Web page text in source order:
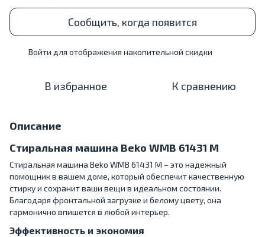
Сообщить, когда появится
Войти для отображения накопительной скидки
В избранное К сравнению
Описание
Стиральная машина Beko WMB 61431 M
Стиральная машина Beko WMB 61431 M – это надежный
помощник в вашем доме, который обеспечит качественную
стирку и сохранит ваши вещи в идеальном состоянии.
Благодаря фронтальной загрузке и белому цвету, она
гармонично впишется в любой интерьер.
Эффективность и экономия